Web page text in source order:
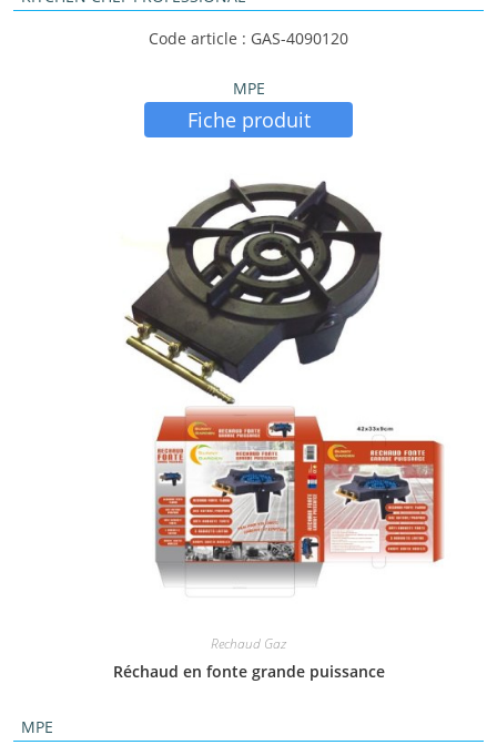
Code article : GAS-4090120
MPE
Fiche produit
Rechaud Gaz
Réchaud en fonte grande puissance
MPE